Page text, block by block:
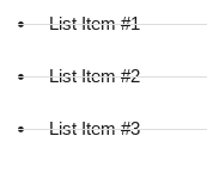
List Item #1
List Item #2
List Item #3